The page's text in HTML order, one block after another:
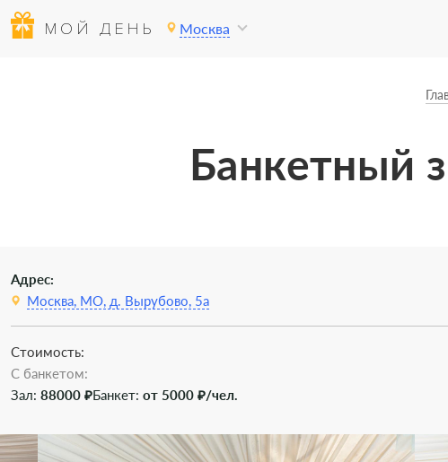
МОЙ ДЕНЬ Москва
Банкетный
Адрес:
Москва, МО, д. Вырубово, 5а
Стоимость:
C банкетом:
Зал: 88000 ₽Банкет: от 5000 ₽/чел.